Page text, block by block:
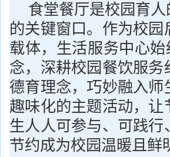
食堂餐厅是校园育
的关键窗口。作为校
载体，生活服务中心
念，深耕校园餐饮服
德育理念，巧妙融入
趣味化的主题活动，
生人人可参与、可践
节约成为校园温暖且鲜